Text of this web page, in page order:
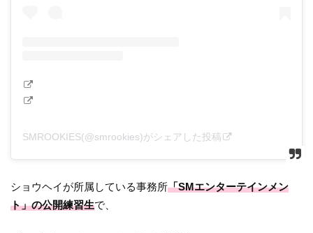
SMROOKIES(@smrookies)がシェアした投稿
ショウヘイが所属している事務所「SMエンターテインメン
ト」の公開練習生で、